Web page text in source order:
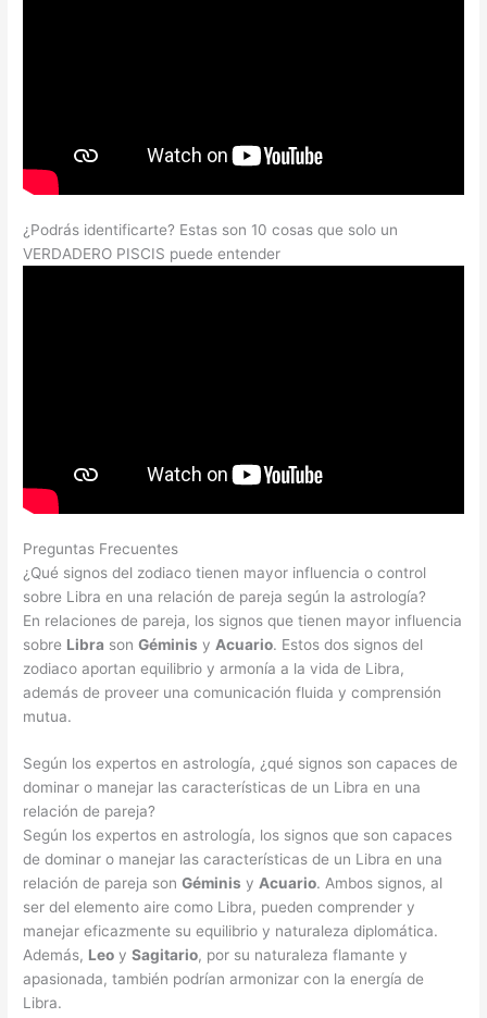
¿Podrás identificarte? Estas son 10 cosas que solo un
VERDADERO PISCIS puede entender
Preguntas Frecuentes
¿Qué signos del zodiaco tienen mayor influencia o control
sobre Libra en una relación de pareja según la astrología?
En relaciones de pareja, los signos que tienen mayor influencia
sobre Libra sonGéminis y Acuario. Estos dos signos del
zodiaco aportan equilibrio y armonía a la vida de Libra,
además de proveer una comunicación fluida y comprensión
mutua.
Según los expertos en astrología, ¿qué signos son capaces de
dominar o manejar las características de un Libra en una
relación de pareja?
Según los expertos en astrología, los signos que son capaces
de dominar o manejar las características de un Libra en una
relación de pareja sonGéminis yAcuario. Ambos signos, al
ser del elemento aire como Libra, pueden comprender y
manejar eficazmente su equilibrio y naturaleza diplomática.
Además, Leo ySagitario, por su naturaleza flamante y
apasionada, también podrían armonizar con la energía de
Libra.